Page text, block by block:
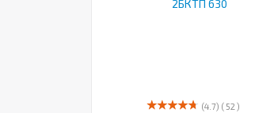
(4.7) ( 52 )